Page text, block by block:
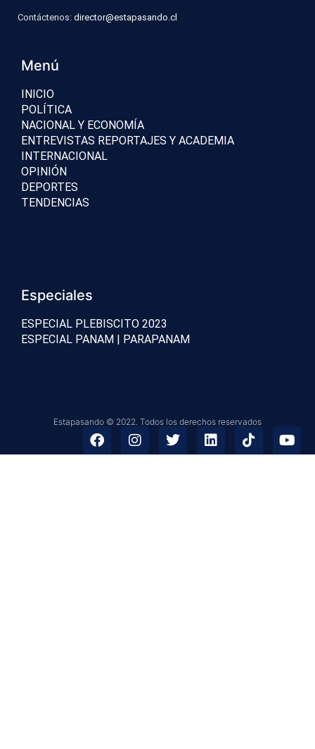
Contáctenos: director@estapasando.cl
Menú
INICIO
POLÍTICA
NACIONAL Y ECONOMÍA
ENTREVISTAS REPORTAJES Y ACADEMIA
INTERNACIONAL
OPINIÓN
DEPORTES
TENDENCIAS
Especiales
ESPECIAL PLEBISCITO 2023
ESPECIAL PANAM | PARAPANAM
Estapasando © 2022. Todos los derechos reservados